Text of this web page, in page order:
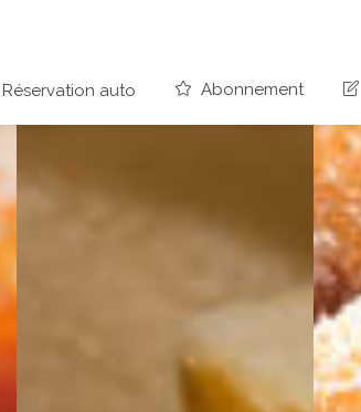
Réservation auto Abonnement